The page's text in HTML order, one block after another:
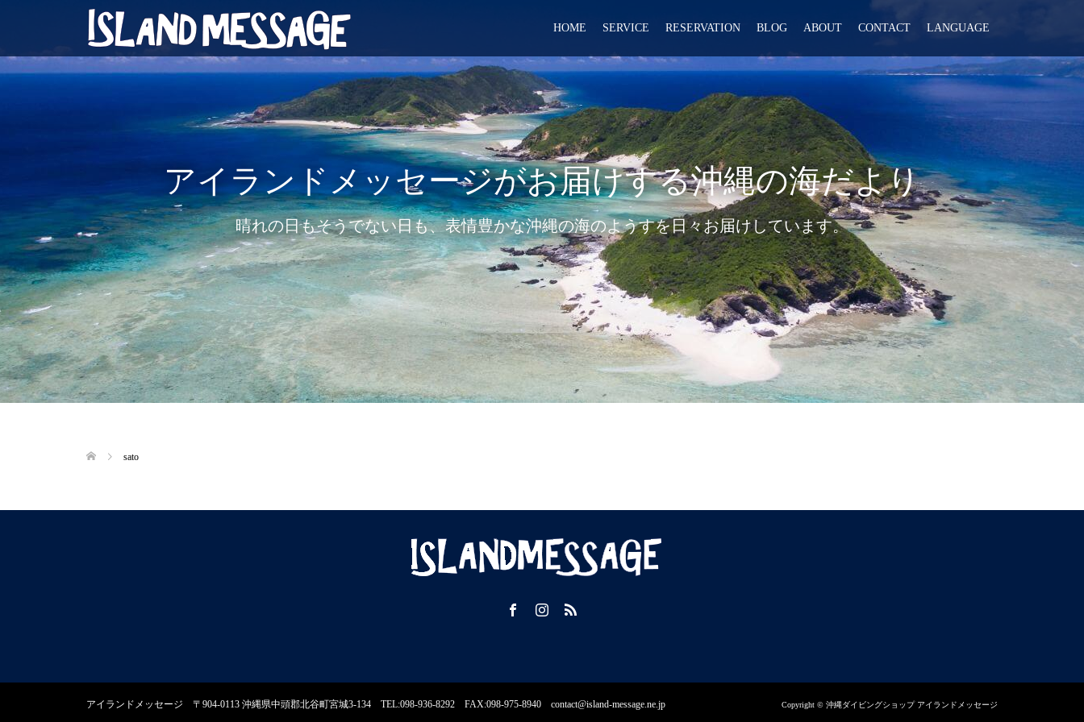
HOME SERVICE RESERVATION BLOG ABOUT CONTACT LANGUAGE
アイランドメッセージがお届けする沖縄の海だより
晴れの日もそうでない日も、表情豊かな沖縄の海のようすを日々お届けしています。
sato
アイランドメッセージ 〒904-0113 沖縄県中頭郡北谷町宮城3-134 TEL:098-936-8292 FAX:098-975-8940 contact@island-message.ne.jp Copyright © 沖縄ダイビングショップ アイランドメッセージ